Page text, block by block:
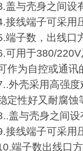
盖与壳身之间设
接线端子可采用
端子数，出线口
可用于380/
作为自控或通
外壳采用高强
定性好又耐腐
盖与壳身之间
接线端子可采用
端子数出线口